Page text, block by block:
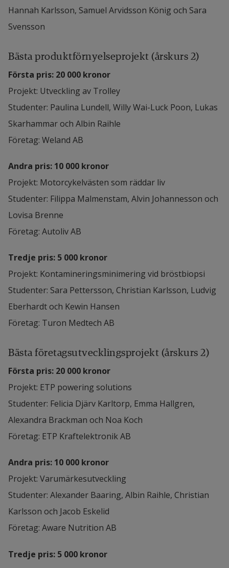
Hannah Karlsson, Samuel Arvidsson König och Sara
Svensson
Bästa produktförnyelseprojekt (årskurs 2)
Första pris: 20 000 kronor
Projekt: Utveckling av Trolley
Studenter: Paulina Lundell, Willy Wai-Luck Poon, Lukas
Skarhammar och Albin Raihle
Företag: Weland AB
Andra pris: 10 000 kronor
Projekt: Motorcykelvästen som räddar liv
Studenter: Filippa Malmenstam, Alvin Johannesson och
Lovisa Brenne
Företag: Autoliv AB
Tredje pris: 5 000 kronor
Projekt: Kontamineringsminimering vid bröstbiopsi
Studenter: Sara Pettersson, Christian Karlsson, Ludvig
Eberhardt och Kewin Hansen
Företag: Turon Medtech AB
Bästa företagsutvecklingsprojekt (årskurs 2)
Första pris: 20 000 kronor
Projekt: ETP powering solutions
Studenter: Felicia Djärv Karltorp, Emma Hallgren,
Alexandra Brackman och Noa Koch
Företag: ETP Kraftelektronik AB
Andra pris: 10 000 kronor
Projekt: Varumärkesutveckling
Studenter: Alexander Baaring, Albin Raihle, Christian
Karlsson och Jacob Eskelid
Företag: Aware Nutrition AB
Tredje pris: 5 000 kronor